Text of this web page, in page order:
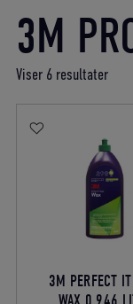
3M
Viser 6 resultater
efter
3M PERFECT